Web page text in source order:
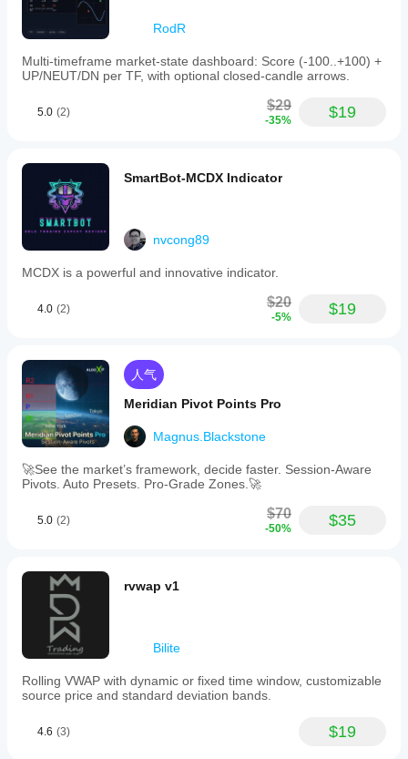
RodR
Multi-timeframe market-state dashboard: Score (-100..+100) +
UP/NEUT/DN per TF, with optional closed-candle arrows.
5.0 (2) $29
-35% $19
SmartBot-MCDX Indicator
nvcong89
MCDX is a powerful and innovative indicator.
4.0 (2) $20
-5% $19
人气
Meridian Pivot Points Pro
Magnus.Blackstone
🚀See the market’s framework, decide faster. Session-Aware
Pivots. Auto Presets. Pro-Grade Zones.🚀
5.0 (2) $70
-50% $35
rvwap v1
Bilite
Rolling VWAP with dynamic or fixed time window, customizable
source price and standard deviation bands.
4.6 (3) $19